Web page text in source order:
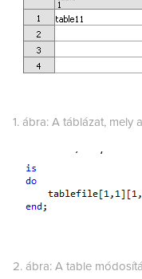
1. ábra: A táblázat, mely
2. ábra: A table